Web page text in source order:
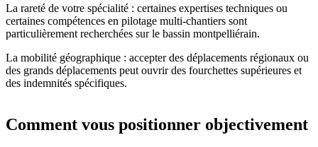
La rareté de votre spécialité : certaines expertises techniques ou
certaines compétences en pilotage multi-chantiers sont
particulièrement recherchées sur le bassin montpelliérain.
La mobilité géographique : accepter des déplacements régionaux ou
des grands déplacements peut ouvrir des fourchettes supérieures et
des indemnités spécifiques.
Comment vous positionner objectivement